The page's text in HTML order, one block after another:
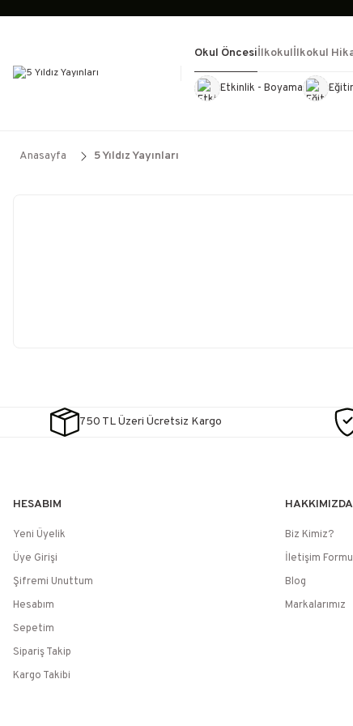
Okul Öncesi
Etkinlik - Boyama
İlkokulİlkokul
Kültür KitaplarıKırtasiye
Anasayfa 5 Yıldız Yayınları
750 TL Üzeri Ücretsiz Kargo
HESABIM
Yeni Üyelik
Üye Girişi
Şifremi Unuttum
Hesabım
Sepetim
Sipariş Takip
Kargo Takibi
HAKKIMIZDA
Biz Kimiz?
İletişim Formu
Blog
Markalarımız